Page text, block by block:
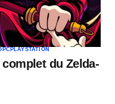
PC PLAYSTATION
du Zelda-